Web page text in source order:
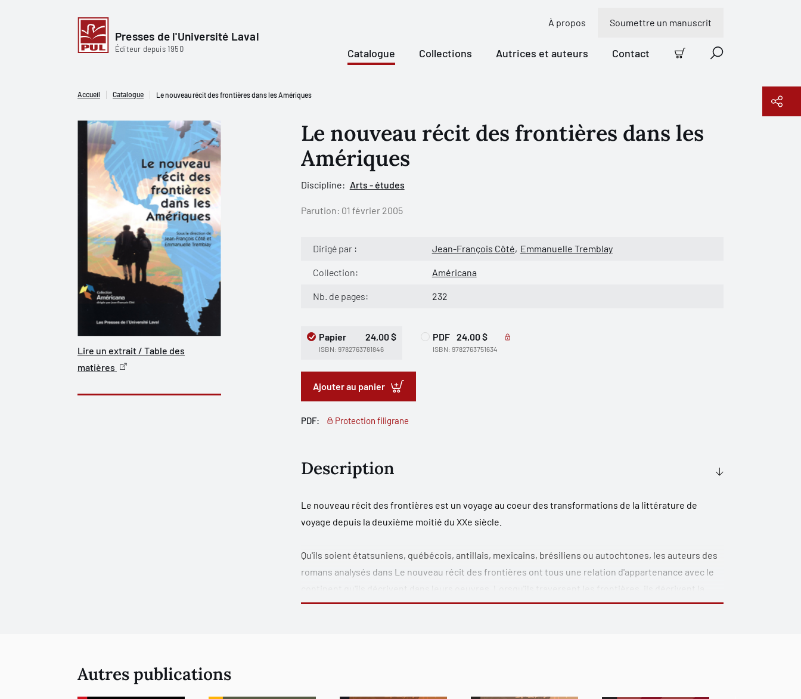
Presses de l'Université Laval
Éditeur depuis 1950
À propos Soumettre un manuscrit
Catalogue Collections Autrices et auteurs Contact
Panier Recherche
Accueil Catalogue Le nouveau récit des frontières dans les Amériques
Lire un extrait / Table des
matières
Le nouveau récit des frontières dans les
Amériques
Discipline: Arts - études
Parution: 01 février 2005
Dirigé par : Jean-François Côté Emmanuelle Tremblay
Collection: Américana
Nb. de pages: 232
Papier 24,00 $
ISBN: 9782763781846
PDF 24,00 $
ISBN: 9782763751634
Ajouter au panier
PDF: Protection filigrane
Description
Le nouveau récit des frontières est un voyage au coeur des transformations de la littérature de
voyage depuis la deuxième moitié du XXe siècle.
Qu'ils soient étatsuniens, québécois, antillais, mexicains, brésiliens ou autochtones, les auteurs des
romans analysés dans Le nouveau récit des frontières ont tous une relation d'appartenance avec le
continent qu'ils décrivent dans leurs oeuvres. Lorsqu'ils traversent les frontières, ils décrivent la
sphère de l'autre et recréent en quelque sorte un nouveau territoire, en pénétrant, en déplaçant et
Autres publications